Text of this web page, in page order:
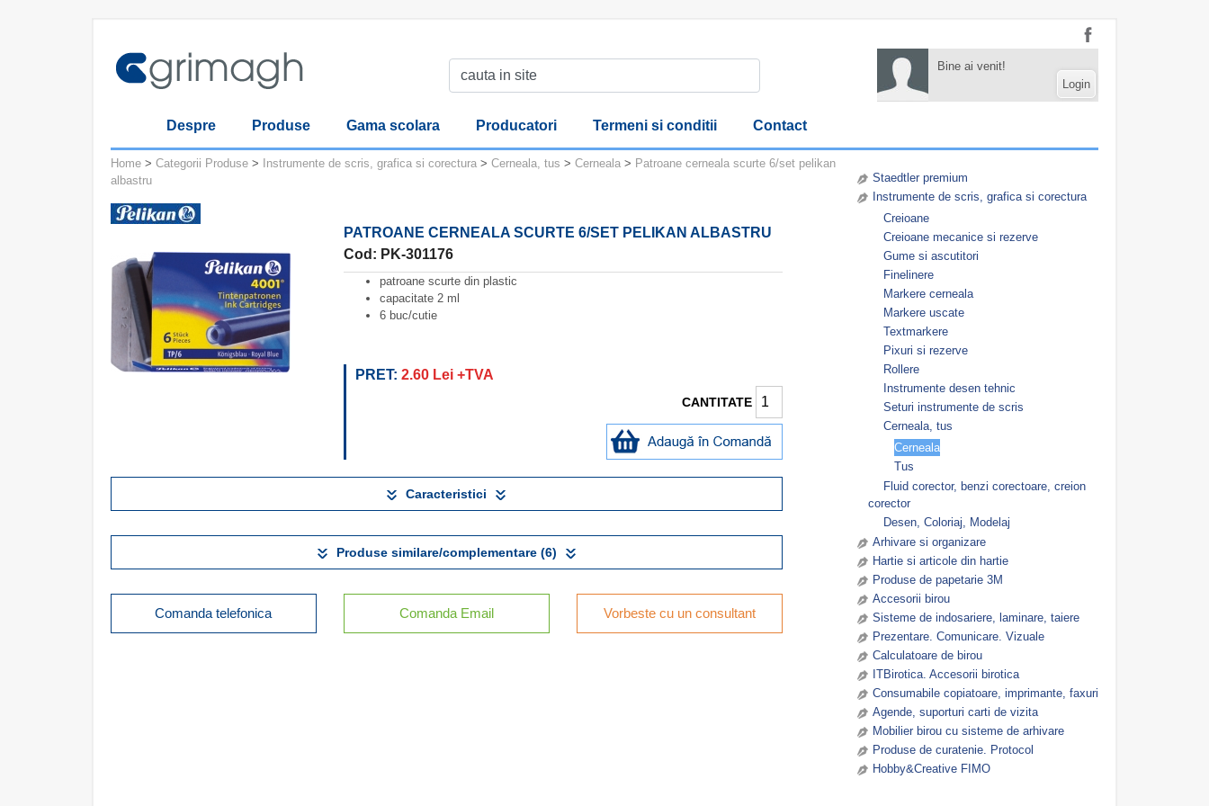
Bine ai venit!
Login
Despre Produse Gama scolara Producatori Termeni si conditii Contact
Staedtler premium
Instrumente de scris, grafica si corectura
Creioane
Creioane mecanice si rezerve
Gume si ascutitori
Finelinere
Markere cerneala
Markere uscate
Textmarkere
Pixuri si rezerve
Rollere
Instrumente desen tehnic
Seturi instrumente de scris
Cerneala, tus
Cerneala
Tus
Fluid corector, benzi corectoare, creion
corector
Desen, Coloriaj, Modelaj
Arhivare si organizare
Hartie si articole din hartie
Produse de papetarie 3M
Accesorii birou
Sisteme de indosariere, laminare, taiere
Prezentare. Comunicare. Vizuale
Calculatoare de birou
ITBirotica. Accesorii birotica
Consumabile copiatoare, imprimante, faxuri
Agende, suporturi carti de vizita
Mobilier birou cu sisteme de arhivare
Produse de curatenie. Protocol
Hobby&Creative FIMO
Home > Categorii Produse > Instrumente de scris, grafica si corectura > Cerneala, tus > Cerneala > Patroane cerneala scurte 6/set pelikan
albastru
PATROANE CERNEALA SCURTE 6/SET PELIKAN ALBASTRU
Cod: PK-301176
patroane scurte din plastic
capacitate 2 ml
6 buc/cutie
PRET: 2.60 Lei +TVA
CANTITATE
Caracteristici
Produse similare/complementare (6)
Comanda telefonica Comanda Email Vorbeste cu un consultant